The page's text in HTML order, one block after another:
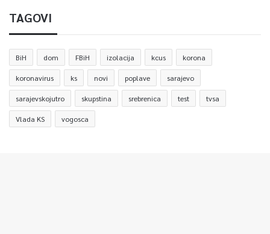
TAGOVI
BiH dom FBiH izolacija kcus korona
koronavirus ks novi poplave sarajevo
sarajevskojutro skupstina srebrenica test tvsa
Vlada KS vogosca